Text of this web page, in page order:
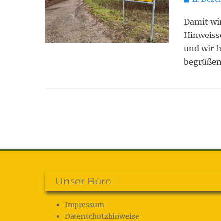
Damit
und wir
Unser Büro
Impressum
Datenschutz­hinweise